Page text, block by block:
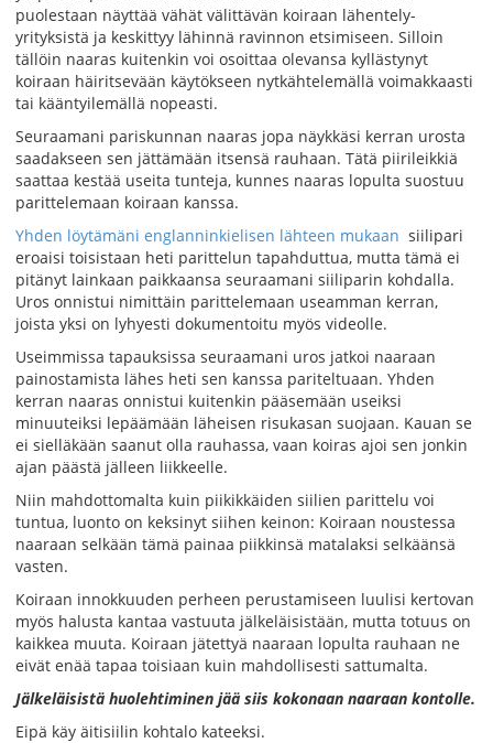
puolestaan näyttää vähät välittävän koiraan lähentely-
yrityksistä ja keskittyy lähinnä ravinnon etsimiseen. Silloin
tällöin naaras kuitenkin voi osoittaa olevansa kyllästynyt
koiraan häiritsevään käytökseen nytkähtelemällä voimakkaasti
tai kääntyilemällä nopeasti.
Seuraamani pariskunnan naaras jopa näykkäsi kerran urosta
saadakseen sen jättämään itsensä rauhaan. Tätä piirileikkiä
saattaa kestää useita tunteja, kunnes naaras lopulta suostuu
parittelemaan koiraan kanssa.
Yhden löytämäni englanninkielisen lähteen mukaan siilipari
eroaisi toisistaan heti parittelun tapahduttua, mutta tämä ei
pitänyt lainkaan paikkaansa seuraamani siiliparin kohdalla.
Uros onnistui nimittäin parittelemaan useamman kerran,
joista yksi on lyhyesti dokumentoitu myös videolle.
Useimmissa tapauksissa seuraamani uros jatkoi naaraan
painostamista lähes heti sen kanssa pariteltuaan. Yhden
kerran naaras onnistui kuitenkin pääsemään useiksi
minuuteiksi lepäämään läheisen risukasan suojaan. Kauan se
ei sielläkään saanut olla rauhassa, vaan koiras ajoi sen jonkin
ajan päästä jälleen liikkeelle.
Niin mahdottomalta kuin piikikkäiden siilien parittelu voi
tuntua, luonto on keksinyt siihen keinon: Koiraan noustessa
naaraan selkään tämä painaa piikkinsä matalaksi selkäänsä
vasten.
Koiraan innokkuuden perheen perustamiseen luulisi kertovan
myös halusta kantaa vastuuta jälkeläisistään, mutta totuus on
kaikkea muuta. Koiraan jätettyä naaraan lopulta rauhaan ne
eivät enää tapaa toisiaan kuin mahdollisesti sattumalta.
Jälkeläisistä huolehtiminen jää siis kokonaan naaraan kontolle.
Eipä käy äitisiilin kohtalo kateeksi.